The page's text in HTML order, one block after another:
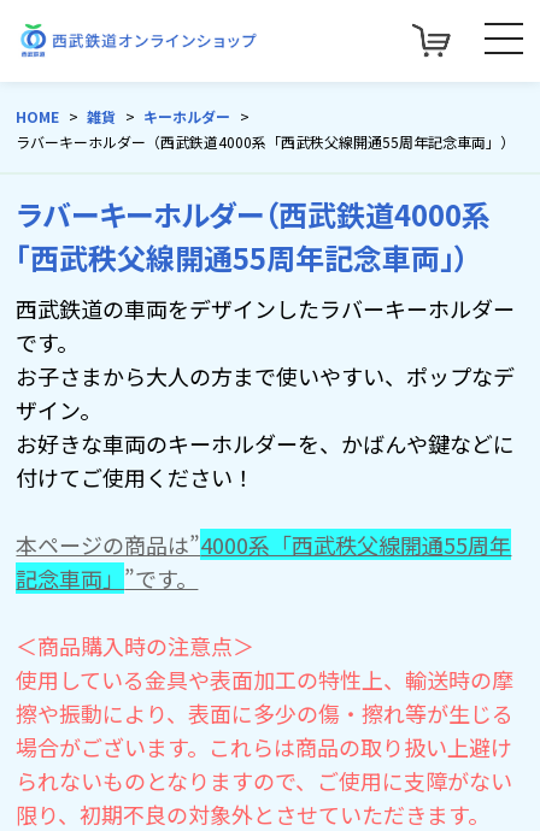
HOME 雑貨
キーホルダー
ラバーキーホルダー（西武鉄道4000系「西武秩父線開通55周年記念車両」）
ラバーキーホルダー（西武鉄道4000系
「西武秩父線開通55周年記念車両」）
西武鉄道の車両をデザインしたラバーキーホルダー
です。
お子さまから大人の方まで使いやすい、ポップなデ
ザイン。
お好きな車両のキーホルダーを、かばんや鍵などに
付けてご使用ください！
本ページの商品は”4000系「西武秩父線開通55周年
記念車両」 ”です。
＜商品購入時の注意点＞
使用している金具や表面加工の特性上、輸送時の摩
擦や振動により、表面に多少の傷・擦れ等が生じる
場合がございます。 これらは商品の取り扱い上避け
られないものとなりますので、ご使用に支障がない
限り、初期不良の対象外とさせていただきます。